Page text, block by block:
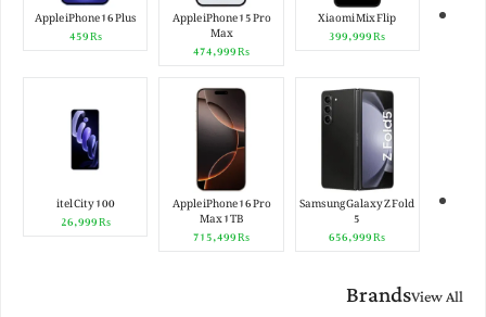
Xiaomi Mix Flip
₨ 399,999
Apple iPhone 15 Pro
Max
₨ 474,999
Apple iPhone 16 Plus
₨ 459
Samsung Galaxy Z Fold
5
₨ 656,999
Apple iPhone 16 Pro
Max 1TB
₨ 715,499
itel City 100
₨ 26,999
BrandsView All